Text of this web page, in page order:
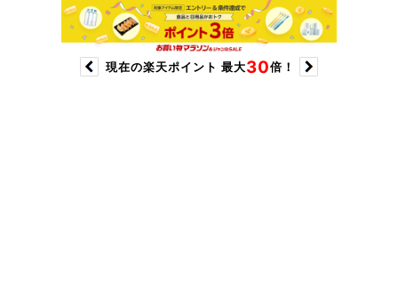
現在の楽天ポイント 最大30倍！